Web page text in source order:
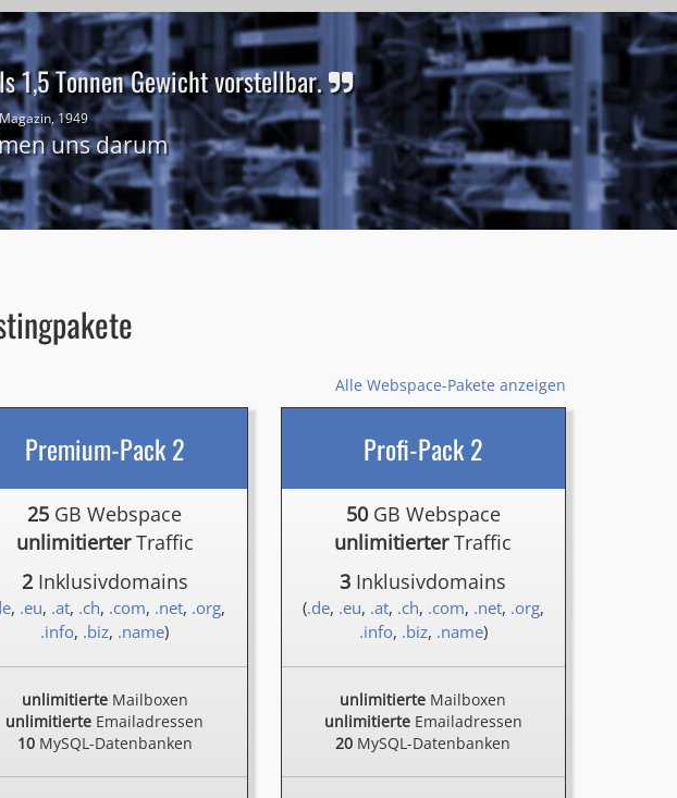
1,5 Tonnen Gewicht vorstellbar.
1949
uns darum
Alle Webspace-Pakete anzeigen
Premium-Pack 2
25 GB Webspace
unlimitierterTraffic
2Inklusivdomains
, .eu, .at, .ch, .com, .net, .org,
.info, .biz, .name)
unlimitierteMailboxen
unlimitierte Emailadressen
10MySQL-Datenbanken
Profi-Pack 2
50GB Webspace
unlimitierterTraffic
3 Inklusivdomains
(.de, .eu, .at, .ch, .com, .net, .org,
.info, .biz, .name)
unlimitierte Mailboxen
unlimitierteEmailadressen
20 MySQL-Datenbanken